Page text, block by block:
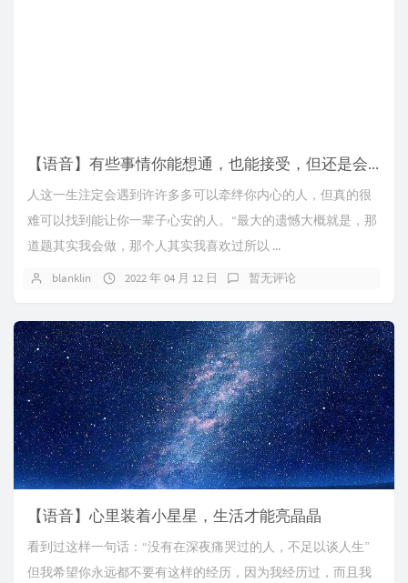
【语音】有些事情你能想通，也能接受，但还是会难过
人这一生注定会遇到许许多多可以牵绊你内心的人，但真的很
难可以找到能让你一辈子心安的人。“最大的遗憾大概就是，那
道题其实我会做，那个人其实我喜欢过所以 ...
blanklin 2022 年 04 月 12 日 暂无评论
【语音】心里装着小星星，生活才能亮晶晶
看到过这样一句话：“没有在深夜痛哭过的人，不足以谈人生”
但我希望你永远都不要有这样的经历，因为我经历过，而且我